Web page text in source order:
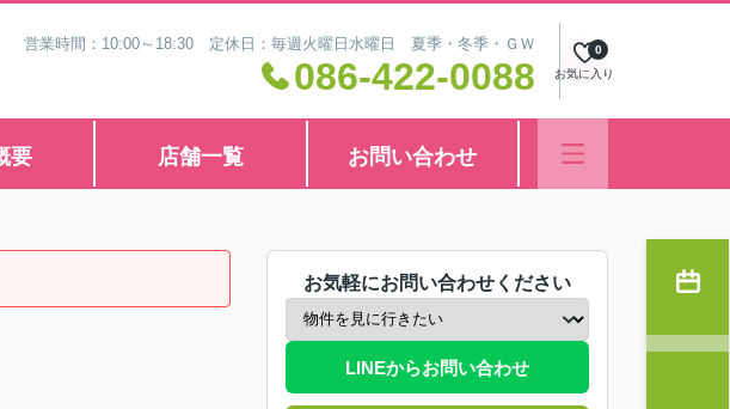
営業時間：10:00～18:30 定休日：毎週火曜日水曜日 夏季・冬季・ＧＷ
086-422-0088 お気に入り
0
要 店舗一覧 お問い合わせ
お気軽にお問い合わせください
LINEからお問い合わせ